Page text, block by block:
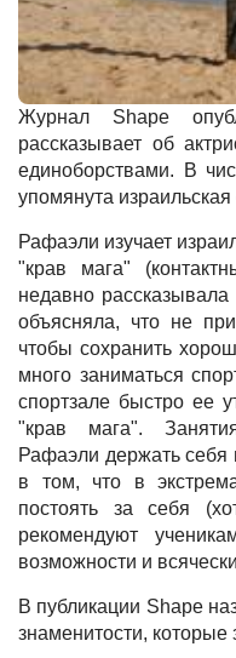
Журнал Shape
рассказывает об
единоборствами. В
упомянута
Рафаэли изучает
"крав мага"
недавно
объясняла, что не
чтобы сохранить
много заниматься
спортзале быстро ее
"крав мага".
Рафаэли держать себя
в том, что в
постоять за себя
рекомендуют
возможности и
В публикации Shape
знаменитости,